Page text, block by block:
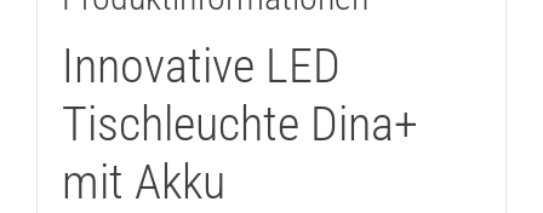
Innovative LED
Tischleuchte Dina+
mit Akku